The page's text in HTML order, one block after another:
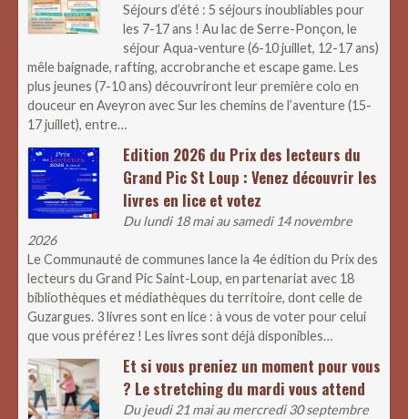
Séjours d’été : 5 séjours inoubliables pour
les 7-17 ans ! Au lac de Serre-Ponçon, le
séjour Aqua-venture (6-10 juillet, 12-17 ans)
mêle baignade, rafting, accrobranche et escape game. Les
plus jeunes (7-10 ans) découvriront leur première colo en
douceur en Aveyron avec Sur les chemins de l’aventure (15-
17 juillet), entre…
Edition 2026 du Prix des lecteurs du
Grand Pic St Loup : Venez découvrir les
livres en lice et votez
Du lundi 18 mai au samedi 14 novembre
2026
Le Communauté de communes lance la 4e édition du Prix des
lecteurs du Grand Pic Saint-Loup, en partenariat avec 18
bibliothèques et médiathèques du territoire, dont celle de
Guzargues. 3 livres sont en lice : à vous de voter pour celui
que vous préférez ! Les livres sont déjà disponibles…
Et si vous preniez un moment pour vous
? Le stretching du mardi vous attend
Du jeudi 21 mai au mercredi 30 septembre